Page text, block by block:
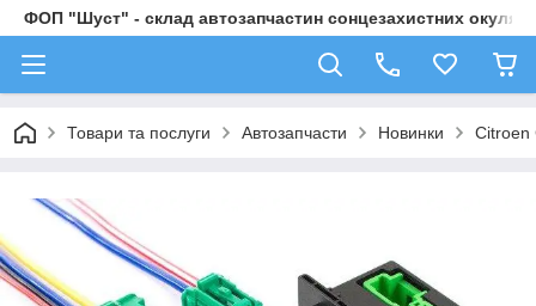
ФОП "Шуст" - склад автозапчастин сонцезахистних
Товари та послуги Автозапчасти Новинки Citroen